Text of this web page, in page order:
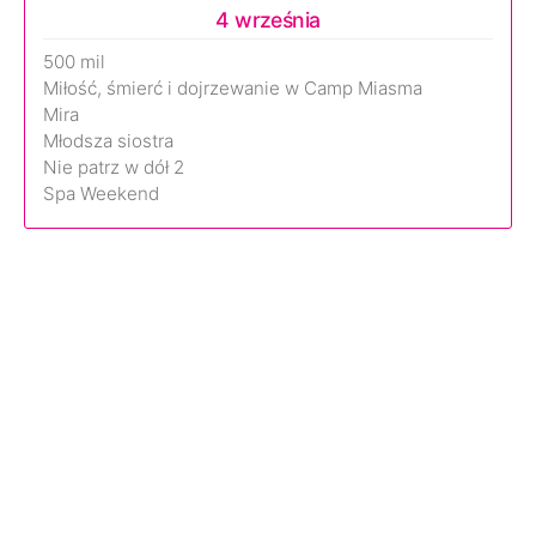
4 września
500 mil
Miłość, śmierć i dojrzewanie w Camp Miasma
Mira
Młodsza siostra
Nie patrz w dół 2
Spa Weekend